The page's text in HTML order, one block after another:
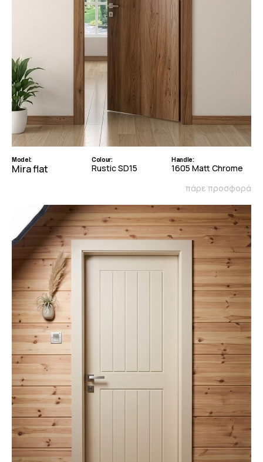
Model:
Mira flat
Colour:
Rustic SD15
Handle:
1605 Matt Chrome
πάρε προσφορά